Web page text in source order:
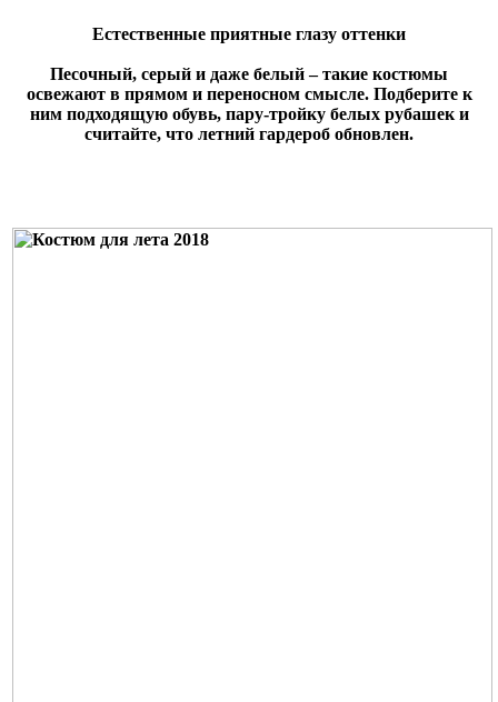
Естественные приятные глазу оттенки
Песочный, серый и даже белый – такие костюмы
освежают в прямом и переносном смысле. Подберите к
ним подходящую обувь, пару-тройку белых рубашек и
считайте, что летний гардероб обновлен.